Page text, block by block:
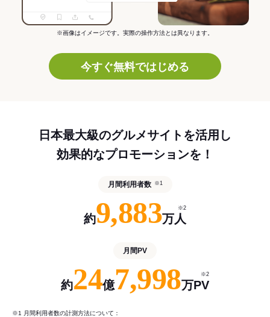
※画像はイメージです。実際の操作方法とは異なります。
今すぐ無料ではじめる
日本最大級のグルメサイトを活用し
効果的なプロモーションを！
月間利用者数 ※1
約9,883万人
※2
月間PV
約24億7,998万PV
※2
※1 月間利用者数の計測方法について：